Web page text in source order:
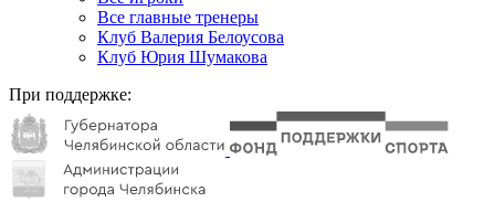
Все главные тренеры
Клуб Валерия Белоусова
Клуб Юрия Шумакова
При поддержке: